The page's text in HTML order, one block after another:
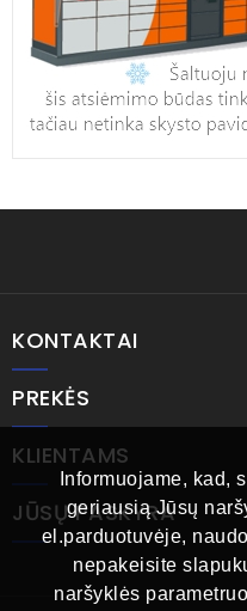
Informuojame, kad,
geriausią Jūsų
el.parduotuvėje,
nepakeisite
naršyklės
KONTAKTAI
PREKĖS
KLIENTAMS
JŪSŲ PASKYRA